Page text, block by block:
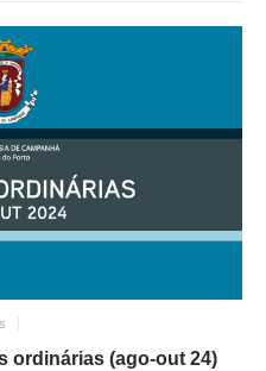
ordinárias (ago-out 24)